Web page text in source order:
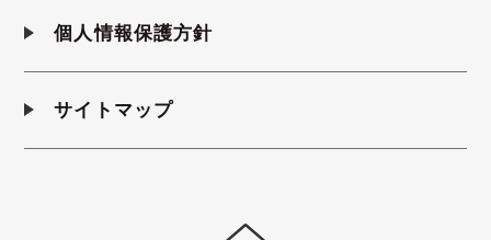
個人情報保護方針
サイトマップ